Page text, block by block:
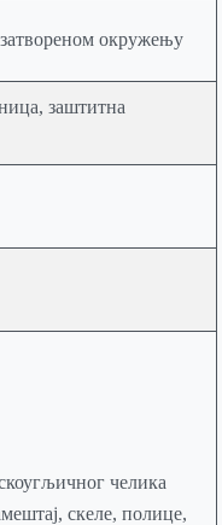
окружењу
заштитна
челика
скеле, полице,